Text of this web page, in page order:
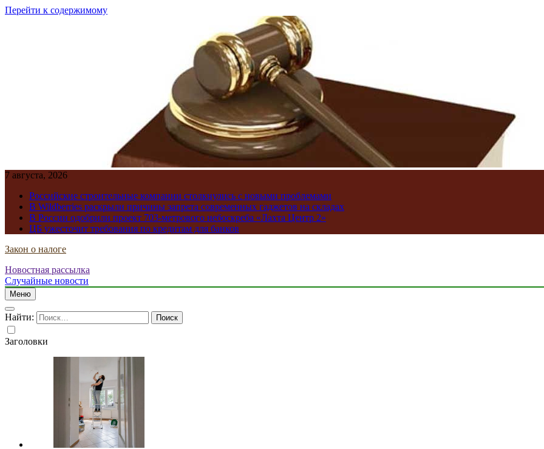
Перейти к содержимому
7 августа, 2026
Российские строительные компании столкнулись с новыми проблемами
В Wildberries раскрыли причины запрета современных гаджетов на складах
В России одобрили проект 703-метрового небоскреба «Лахта Центр 2»
ЦБ ужесточит требования по кредитам для банков
Закон о налоге
Новостная рассылка
Случайные новости
Меню
Найти:
Заголовки